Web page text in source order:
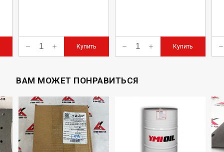
Купить Купить
ВАМ МОЖЕТ ПОНРАВИТЬСЯ